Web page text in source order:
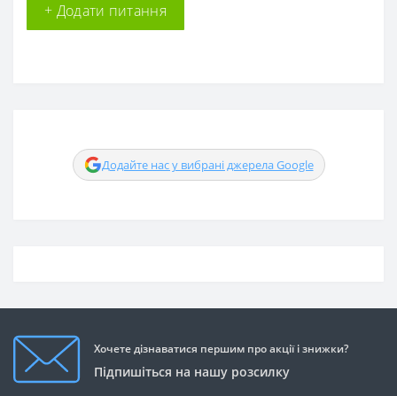
+ Додати питання
Додайте нас у вибрані джерела Google
Хочете дізнаватися першим про акції і знижки?
Підпишіться на нашу розсилку